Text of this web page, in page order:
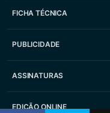
FICHA TÉCNICA
PUBLICIDADE
ASSINATURAS
EDIÇÃO ONLINE